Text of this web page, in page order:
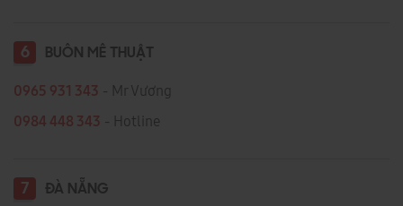
6 BUÔN MÊ THUẬT
0965 931 343 - Mr Vương
0984 448 343 - Hotline
7 ĐÀ NẴNG